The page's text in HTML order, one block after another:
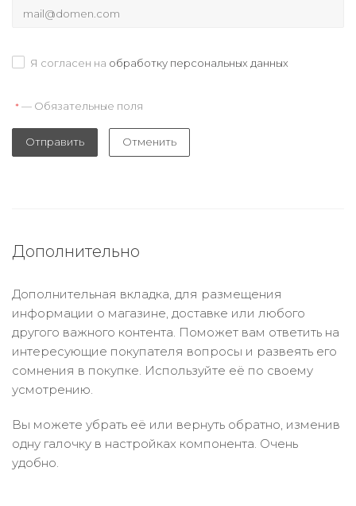
Я согласен на обработку персональных данных
* — Обязательные поля
Отправить Отменить
Дополнительно
Дополнительная вкладка, для размещения
информации о магазине, доставке или любого
другого важного контента. Поможет вам ответить на
интересующие покупателя вопросы и развеять его
сомнения в покупке. Используйте её по своему
усмотрению.
Вы можете убрать её или вернуть обратно, изменив
одну галочку в настройках компонента. Очень
удобно.